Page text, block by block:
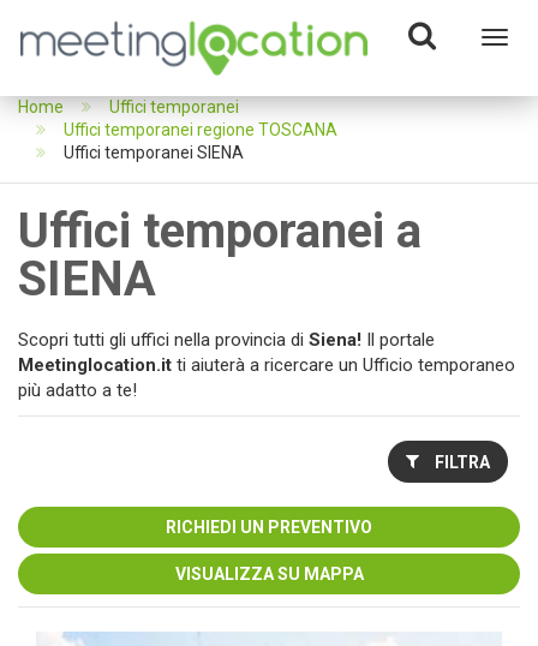
Home
Uffici temporanei
Uffici temporanei regione TOSCANA
Uffici temporanei SIENA
Uffici temporanei a
SIENA
Scopri tutti gli uffici nella provincia di Siena! Il portale
Meetinglocation.it ti aiuterà a ricercare un Ufficio temporaneo
più adatto a te!
FILTRA
RICHIEDI UN PREVENTIVO
VISUALIZZA SU MAPPA